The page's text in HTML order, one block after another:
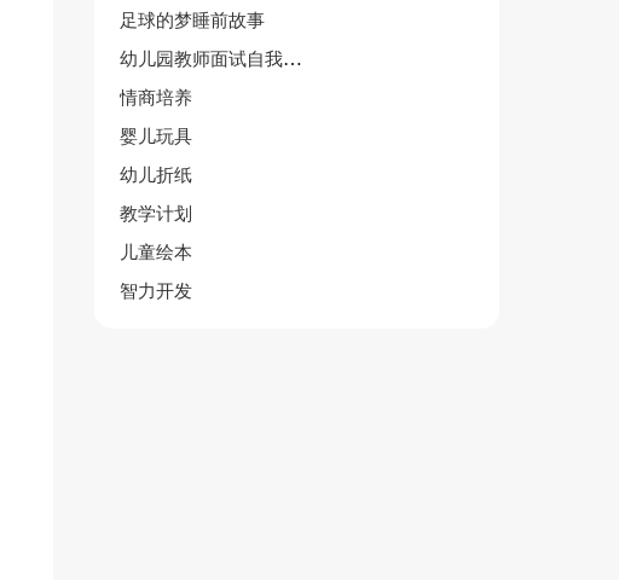
足球的梦睡前故事
幼儿园教师面试自我介绍9篇
情商培养
婴儿玩具
幼儿折纸
教学计划
儿童绘本
智力开发